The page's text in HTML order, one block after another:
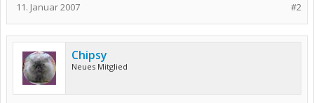
#2
11. Januar 2007
Chipsy
Neues Mitglied